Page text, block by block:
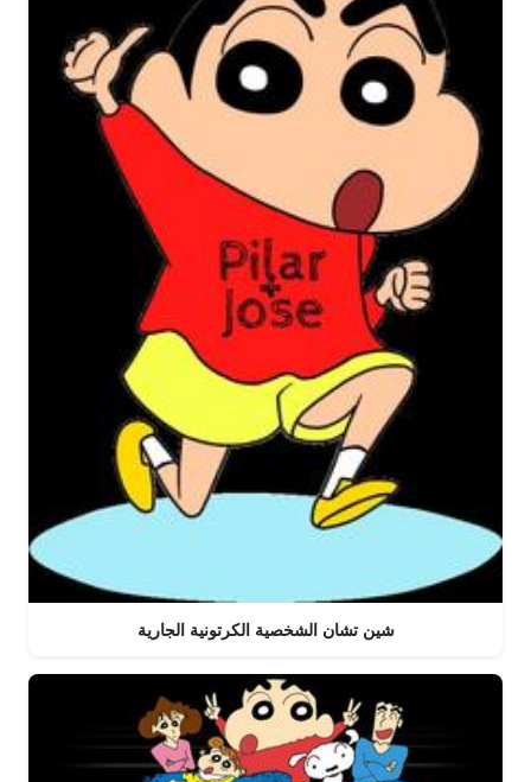
شين تشان الشخصية الكرتونية الجارية